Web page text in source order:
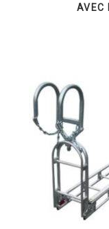
AVEC